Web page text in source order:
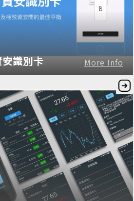
識別卡 More Info